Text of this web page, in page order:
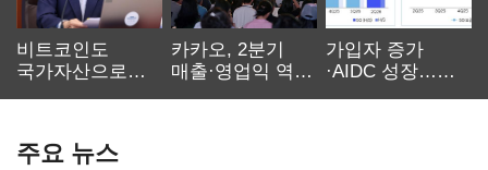
비트코인도
국가자산으로…'
카카오, 2분기
매출·영업익 역대
가입자 증가
·AIDC 성장…
주요 뉴스